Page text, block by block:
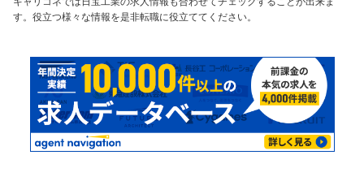
す。役立つ様々な情報を是非転職に役立ててください。